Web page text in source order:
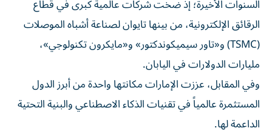
السنوات الأخيرة؛ إذ ضخت شركات عالمية كبرى في قطاع
الرقائق الإلكترونية، من بينها تايوان لصناعة أشباه الموصلات
(TSMC) و«تاور سيميكوندكتور» و«مايكرون تكنولوجي»،
مليارات الدولارات في اليابان.
وفي المقابل، عززت الإمارات مكانتها واحدة من أبرز الدول
المستثمرة عالمياً في تقنيات الذكاء الاصطناعي والبنية التحتية
الداعمة لها.